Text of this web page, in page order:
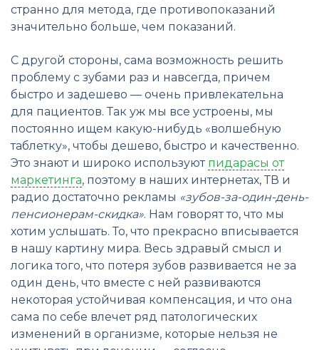
странно для метода, где противопоказаний
значительно больше, чем показаний.
С другой стороны, сама возможность решить
проблему с зубами раз и навсегда, причем
быстро и задешево — очень привлекательна
для пациентов. Так уж мы все устроены, мы
постоянно ищем какую-нибудь «волшебную
таблетку», чтобы дешево, быстро и качественно.
Это знают и широко используют пидарасы от
маркетинга, поэтому в наших интернетах, ТВ и
радио достаточно рекламы «зубов-за-один-день-
пенсионерам-скидка». Нам говорят то, что мы
хотим услышать. То, что прекрасно вписывается
в нашу картину мира. Весь здравый смысл и
логика того, что потеря зубов развивается не за
один день, что вместе с ней развиваются
некоторая устойчивая компенсация, и что она
сама по себе влечет ряд патологических
изменений в организме, которые нельзя не